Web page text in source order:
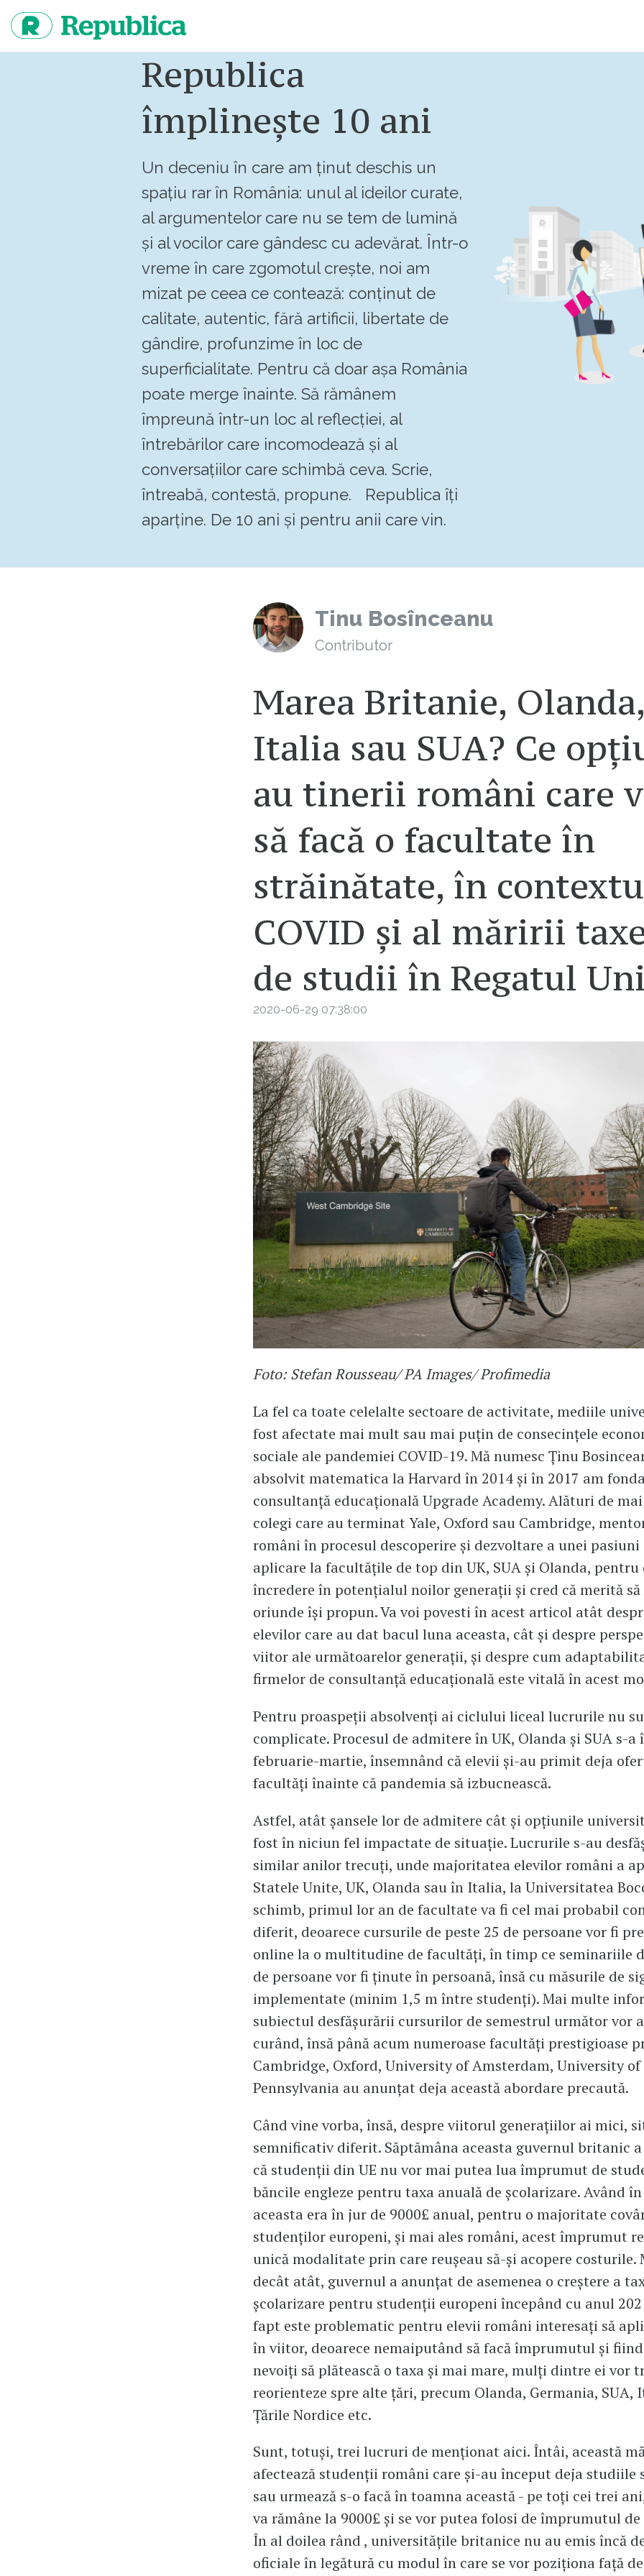
continut
Republica
împlinește 10 ani
Un deceniu în care am ținut deschis un
spațiu rar în România: unul al ideilor curate,
al argumentelor care nu se tem de lumină
și al vocilor care gândesc cu adevărat. Într-o
vreme în care zgomotul crește, noi am
mizat pe ceea ce contează: conținut de
calitate, autentic, fără artificii, libertate de
gândire, profunzime în loc de
superficialitate. Pentru că doar așa România
poate merge înainte. Să rămânem
împreună într-un loc al reflecției, al
întrebărilor care incomodează și al
conversațiilor care schimbă ceva. Scrie,
întreabă, contestă, propune. Republica îți
aparține. De 10 ani și pentru anii care vin.
Tinu Bosînceanu
Contributor
Marea Britanie, Olanda,
Italia sau SUA? Ce
au tinerii români care
să facă o facultate în
străinătate, în
COVID și al măririi
de studii în Regatul
2020-06-29 07:38:00
Foto: Stefan Rousseau/ PA Images/ Profimedia
La fel ca toate celelalte sectoare de activitate, mediile
fost afectate mai mult sau mai puțin de consecințele
sociale ale pandemiei COVID-19. Mă numesc Ținu
absolvit matematica la Harvard în 2014 și în 2017 am
consultanță educațională Upgrade Academy. Alături de
colegi care au terminat Yale, Oxford sau Cambridge,
români în procesul descoperire și dezvoltare a unei pasiuni
aplicare la facultățile de top din UK, SUA și Olanda, pentru
încredere în potențialul noilor generații și cred că merită să
oriunde își propun. Va voi povesti în acest articol atât
elevilor care au dat bacul luna aceasta, cât și despre
viitor ale următoarelor generații, și despre cum
firmelor de consultanță educațională este vitală în acest
Pentru proaspeții absolvenți ai ciclului liceal lucrurile nu
complicate. Procesul de admitere în UK, Olanda și SUA s-
februarie-martie, însemnând că elevii și-au primit deja
facultăți înainte că pandemia să izbucnească.
Astfel, atât șansele lor de admitere cât și opțiunile
fost în niciun fel impactate de situație. Lucrurile s-au
similar anilor trecuți, unde majoritatea elevilor români a
Statele Unite, UK, Olanda sau în Italia, la Universitatea
schimb, primul lor an de facultate va fi cel mai probabil
diferit, deoarece cursurile de peste 25 de persoane vor fi
online la o multitudine de facultăți, în timp ce seminariile
de persoane vor fi ținute în persoană, însă cu măsurile de
implementate (minim 1,5 m între studenți). Mai multe
subiectul desfășurării cursurilor de semestrul următor vor
curând, însă până acum numeroase facultăți prestigioase
Cambridge, Oxford, University of Amsterdam, University of
Pennsylvania au anunțat deja această abordare precaută.
Când vine vorba, însă, despre viitorul generațiilor ai mici,
semnificativ diferit. Săptămâna aceasta guvernul britanic
că studenții din UE nu vor mai putea lua împrumut de
băncile engleze pentru taxa anuală de școlarizare. Având în
aceasta era în jur de 9000£ anual, pentru o majoritate
studenților europeni, și mai ales români, acest împrumut
unică modalitate prin care reușeau să-și acopere costurile.
decât atât, guvernul a anunțat de asemenea o creștere a
școlarizare pentru studenții europeni începând cu anul
fapt este problematic pentru elevii români interesați să
în viitor, deoarece nemaiputând să facă împrumutul și
nevoiți să plătească o taxa și mai mare, mulți dintre ei vor
reorienteze spre alte țări, precum Olanda, Germania, SUA,
Țările Nordice etc.
Sunt, totuși, trei lucruri de menționat aici. Întâi, această
afectează studenții români care și-au început deja studiile
sau urmează s-o facă în toamna această - pe toți cei trei
va rămâne la 9000£ și se vor putea folosi de împrumutul
În al doilea rând , universitățile britanice nu au emis încă
oficiale în legătură cu modul în care se vor poziționa față